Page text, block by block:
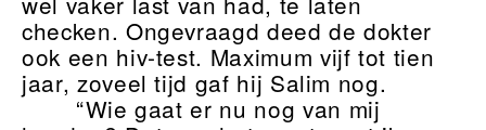
checken. Ongevraagd deed de dokter
ook een hiv-test. Maximum vijf tot tien
jaar, zoveel tijd gaf hij Salim nog.
“Wie gaat er nu nog van mij